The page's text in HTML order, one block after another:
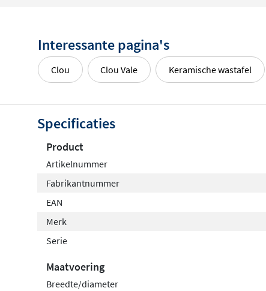
Interessante pagina's
Clou Clou Vale Keramische wastafel
Specificaties
Product
Artikelnummer
Fabrikantnummer
EAN
Merk
Serie
Maatvoering
Breedte/diameter